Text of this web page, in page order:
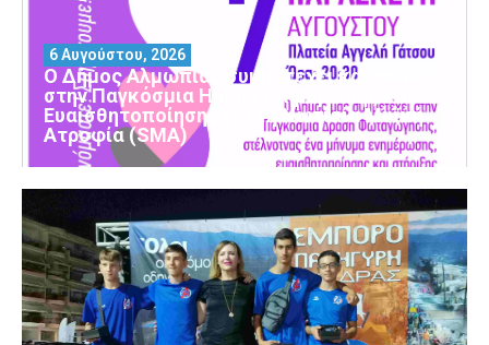
Ο Δήμος Αλμωπίας συμμετέχει και φέτος
στην Παγκόσμια Ημέρα Ενημέρωσης και
Ευαισθητοποίησης για τη Νωτιαία Μυϊκή
Ατροφία (SMA)
6 Αυγούστου, 2026